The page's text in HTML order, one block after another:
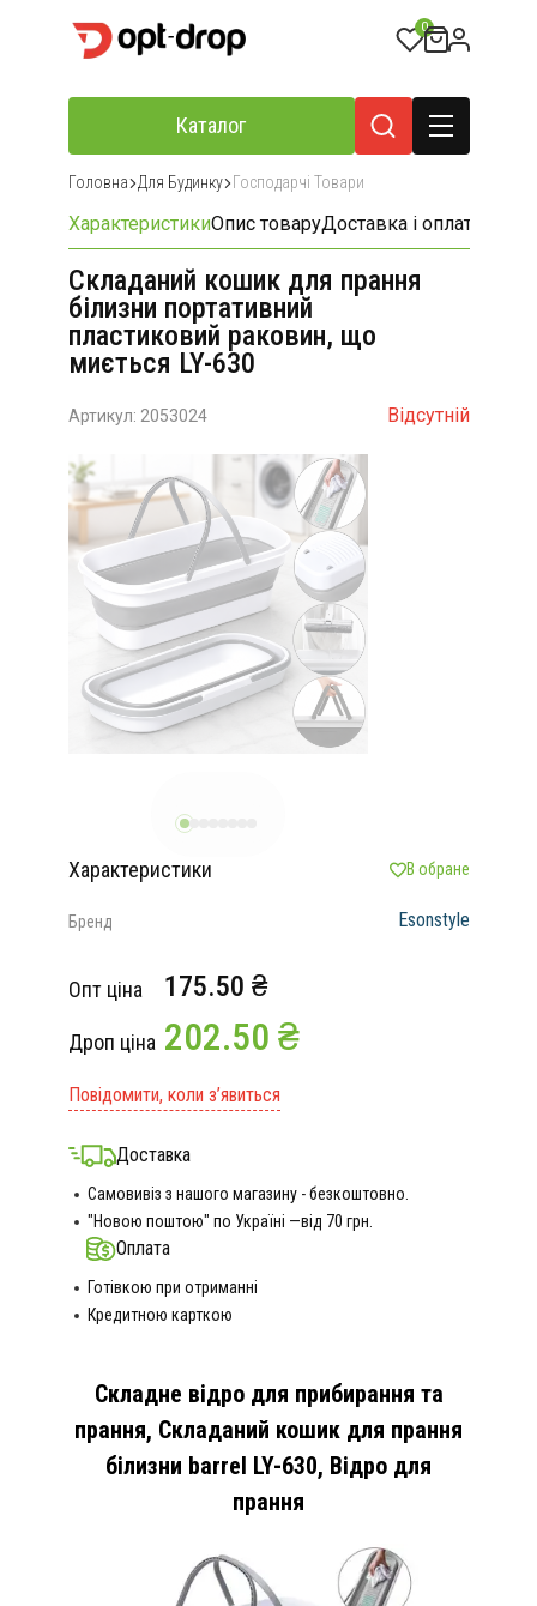
0
Каталог
Головна Для Будинку Господарчі Товари
ХарактеристикиОпис товаруДоставка і оплата
Складаний кошик для прання
білизни портативний
пластиковий раковин, що
миється LY-630
Артикул: 2053024 Відсутній
Характеристики В обране
Бренд Esonstyle
Опт ціна 175.50 ₴
Дроп ціна 202.50 ₴
Повідомити, коли з’явиться
Доставка
Самовивіз з нашого магазину - безкоштовно.
"Новою поштою" по Україні —від 70 грн.
Оплата
Готівкою при отриманні
Кредитною карткою
Складне відро для прибирання та
прання, Складаний кошик для прання
білизни barrel LY-630, Відро для
прання